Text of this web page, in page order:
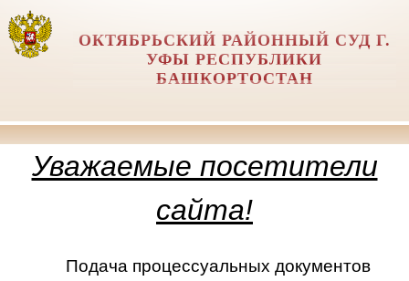
ОКТЯБРЬСКИЙ РАЙОННЫЙ СУД Г.
УФЫ РЕСПУБЛИКИ
БАШКОРТОСТАН
Уважаемые посетители
сайта!
Подача процессуальных документов